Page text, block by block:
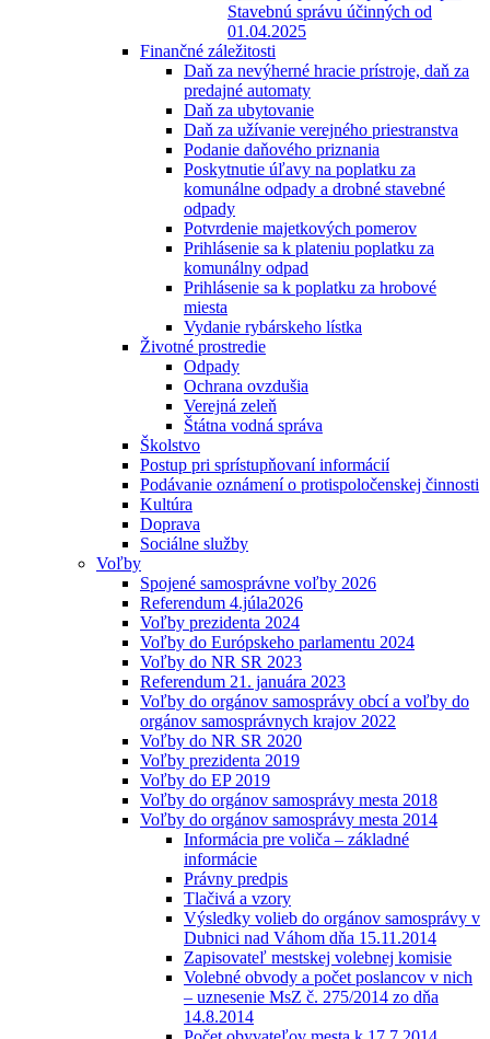
Stavebnú správu účinných od
01.04.2025
Finančné záležitosti
Daň za nevýherné hracie prístroje, daň za
predajné automaty
Daň za ubytovanie
Daň za užívanie verejného priestranstva
Podanie daňového priznania
Poskytnutie úľavy na poplatku za
komunálne odpady a drobné stavebné
odpady
Potvrdenie majetkových pomerov
Prihlásenie sa k plateniu poplatku za
komunálny odpad
Prihlásenie sa k poplatku za hrobové
miesta
Vydanie rybárskeho lístka
Životné prostredie
Odpady
Ochrana ovzdušia
Verejná zeleň
Štátna vodná správa
Školstvo
Postup pri sprístupňovaní informácií
Podávanie oznámení o protispoločenskej činnosti
Kultúra
Doprava
Sociálne služby
Voľby
Spojené samosprávne voľby 2026
Referendum 4.júla2026
Voľby prezidenta 2024
Voľby do Európskeho parlamentu 2024
Voľby do NR SR 2023
Referendum 21. januára 2023
Voľby do orgánov samosprávy obcí a voľby do
orgánov samosprávnych krajov 2022
Voľby do NR SR 2020
Voľby prezidenta 2019
Voľby do EP 2019
Voľby do orgánov samosprávy mesta 2018
Voľby do orgánov samosprávy mesta 2014
Informácia pre voliča – základné
informácie
Právny predpis
Tlačivá a vzory
Výsledky volieb do orgánov samosprávy v
Dubnici nad Váhom dňa 15.11.2014
Zapisovateľ mestskej volebnej komisie
Volebné obvody a počet poslancov v nich
– uznesenie MsZ č. 275/2014 zo dňa
14.8.2014